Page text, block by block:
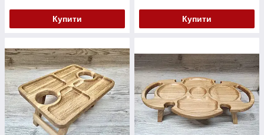
Купити Купити